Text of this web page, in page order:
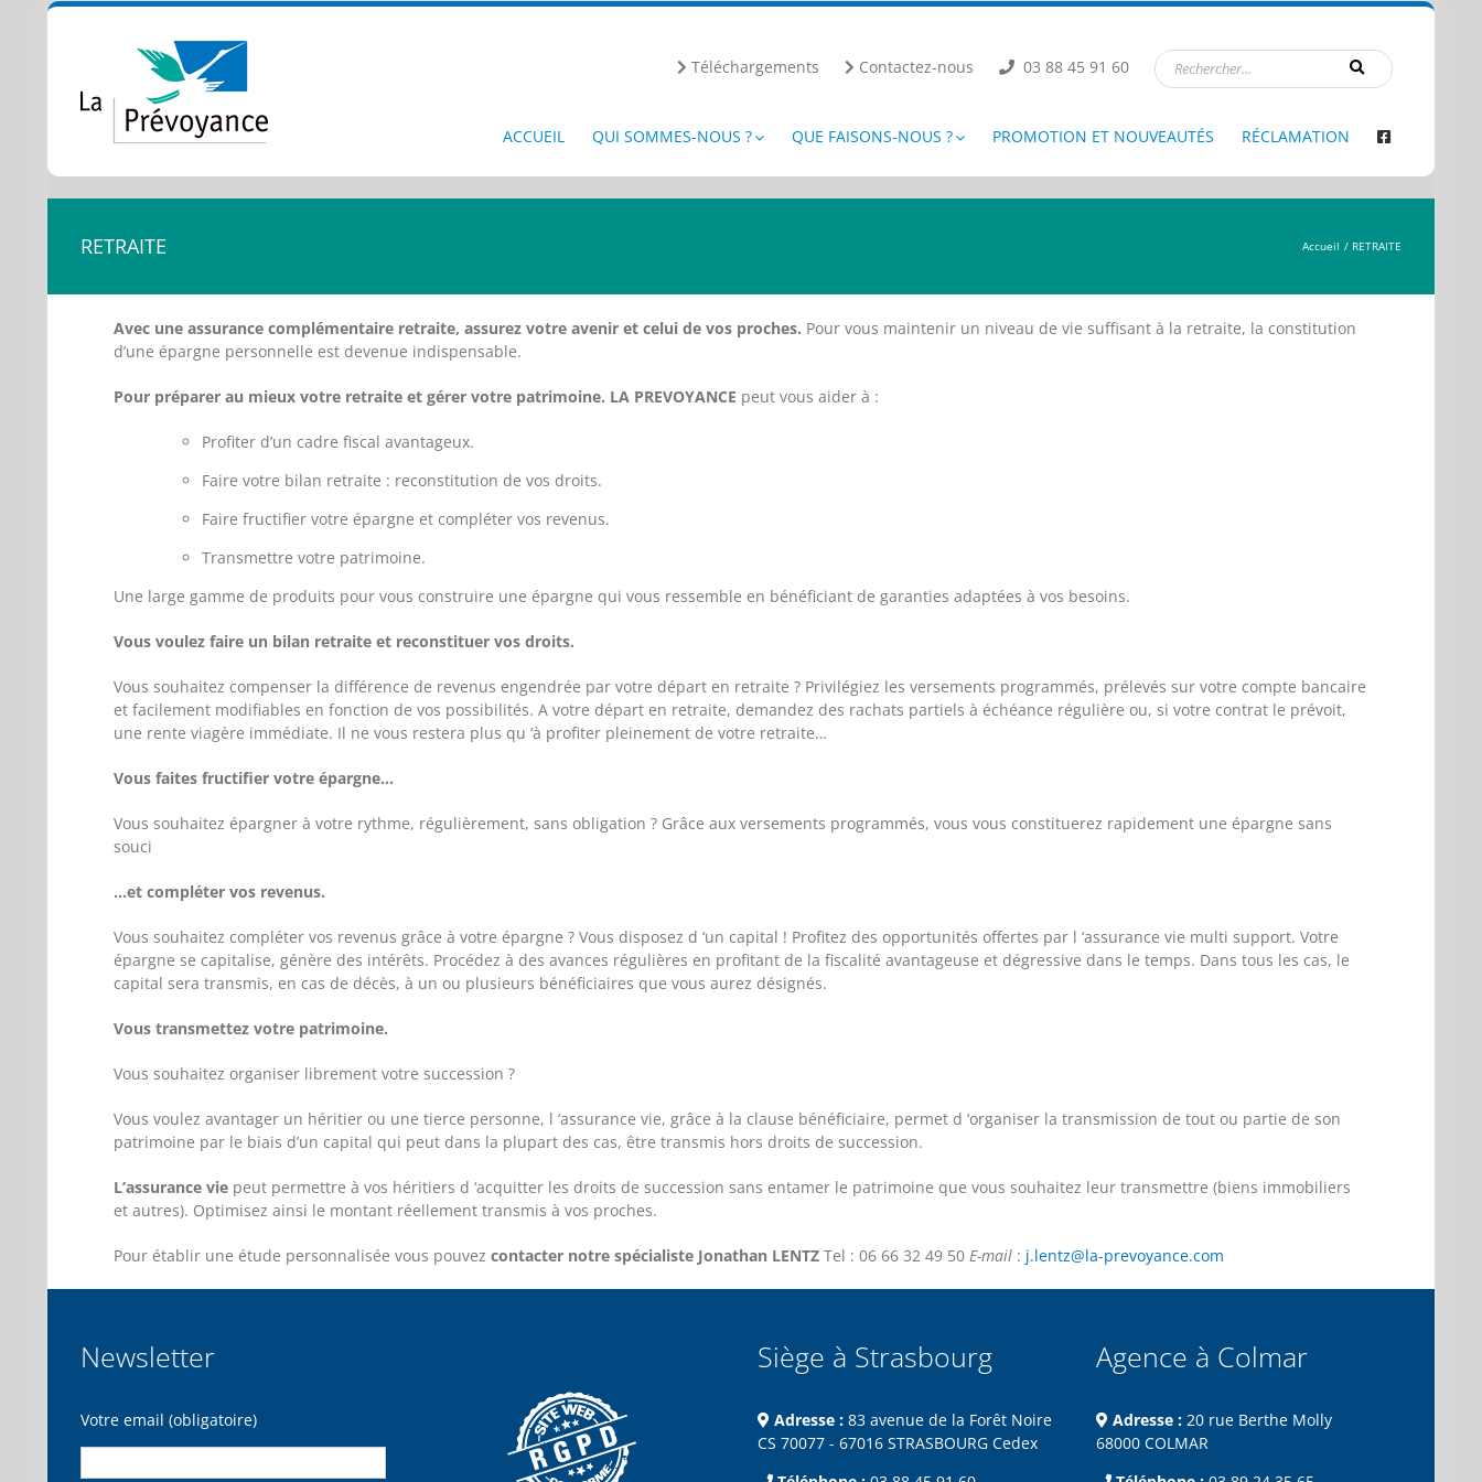
Téléchargements Contactez-nous 03 88 45 91 60
ACCUEIL QUI SOMMES-NOUS ? QUE FAISONS-NOUS ? PROMOTION ET NOUVEAUTÉS RÉCLAMATION
RETRAITE Accueil RETRAITE
Avec une assurance complémentaire retraite, assurez votre avenir et celui de vos proches. Pour vous maintenir un niveau de vie suffisant à la retraite, la constitution
d’une épargne personnelle est devenue indispensable.
Pour préparer au mieux votre retraite et gérer votre patrimoine. LA PREVOYANCE peut vous aider à :
Profiter d’un cadre fiscal avantageux.
Faire votre bilan retraite : reconstitution de vos droits.
Faire fructifier votre épargne et compléter vos revenus.
Transmettre votre patrimoine.
Une large gamme de produits pour vous construire une épargne qui vous ressemble en bénéficiant de garanties adaptées à vos besoins.
Vous voulez faire un bilan retraite et reconstituer vos droits.
Vous souhaitez compenser la différence de revenus engendrée par votre départ en retraite ? Privilégiez les versements programmés, prélevés sur votre compte bancaire
et facilement modifiables en fonction de vos possibilités. A votre départ en retraite, demandez des rachats partiels à échéance régulière ou, si votre contrat le prévoit,
une rente viagère immédiate. Il ne vous restera plus qu ‘à profiter pleinement de votre retraite…
Vous faites fructifier votre épargne…
Vous souhaitez épargner à votre rythme, régulièrement, sans obligation ? Grâce aux versements programmés, vous vous constituerez rapidement une épargne sans
souci
…et compléter vos revenus.
Vous souhaitez compléter vos revenus grâce à votre épargne ? Vous disposez d ‘un capital ! Profitez des opportunités offertes par l ‘assurance vie multi support. Votre
épargne se capitalise, génère des intérêts. Procédez à des avances régulières en profitant de la fiscalité avantageuse et dégressive dans le temps. Dans tous les cas, le
capital sera transmis, en cas de décès, à un ou plusieurs bénéficiaires que vous aurez désignés.
Vous transmettez votre patrimoine.
Vous souhaitez organiser librement votre succession ?
Vous voulez avantager un héritier ou une tierce personne, l ‘assurance vie, grâce à la clause bénéficiaire, permet d ‘organiser la transmission de tout ou partie de son
patrimoine par le biais d’un capital qui peut dans la plupart des cas, être transmis hors droits de succession.
L’assurance vie peut permettre à vos héritiers d ‘acquitter les droits de succession sans entamer le patrimoine que vous souhaitez leur transmettre (biens immobiliers
et autres). Optimisez ainsi le montant réellement transmis à vos proches.
Pour établir une étude personnalisée vous pouvez contacter notre spécialiste Jonathan LENTZ Tel : 06 66 32 49 50 E-mail : j.lentz@la-prevoyance.com
Newsletter
Votre email (obligatoire)
Siège à Strasbourg
Adresse : 83 avenue de la Forêt Noire
CS 70077 - 67016 STRASBOURG Cedex
Agence à Colmar
Adresse : 20 rue Berthe Molly
68000 COLMAR